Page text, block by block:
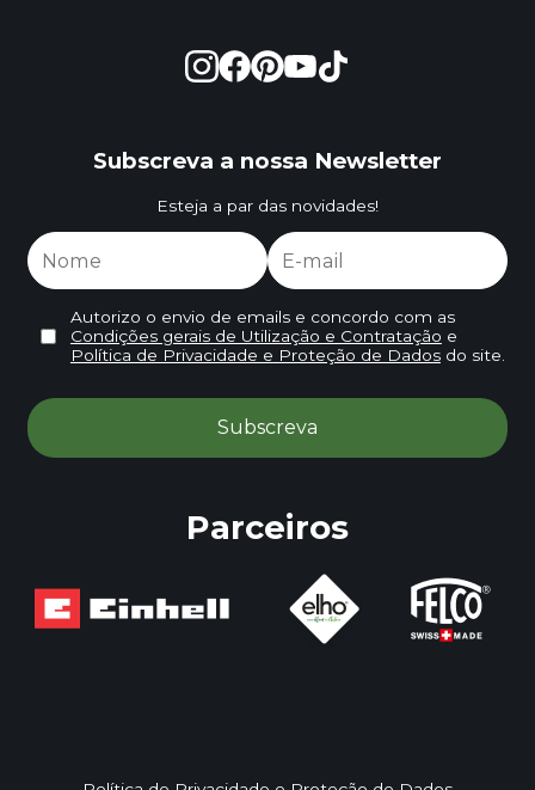
Subscreva a nossa Newsletter
Esteja a par das novidades!
Autorizo o envio de emails e concordo com as
Condições gerais de Utilização e Contratação e
Política de Privacidade e Proteção de Dadosdo site.
Parceiros